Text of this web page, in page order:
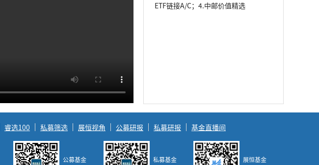
ETF链接A/C；4.中邮价值精选
睿选100 私募筛选 展恒视角 公募研报 私募研报
基金直播间
公募基金
私募基金
展恒基金